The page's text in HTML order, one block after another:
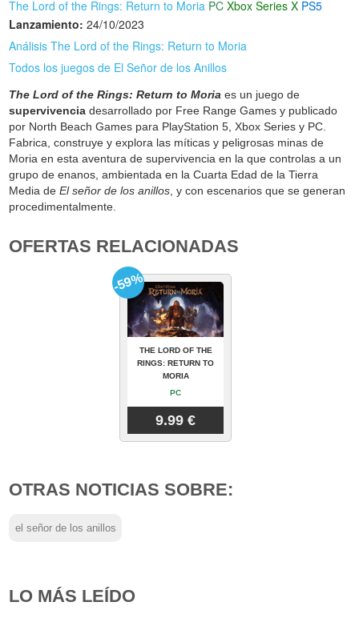
The Lord of the Rings: Return to Moria PC Xbox Series X PS5
Lanzamiento: 24/10/2023
Análisis The Lord of the Rings: Return to Moria
Todos los juegos de El Señor de los Anillos
The Lord of the Rings: Return to Moria es un juego de
supervivencia desarrollado por Free Range Games y publicado
por North Beach Games para PlayStation 5, Xbox Series y PC.
Fabrica, construye y explora las míticas y peligrosas minas de
Moria en esta aventura de supervivencia en la que controlas a un
grupo de enanos, ambientada en la Cuarta Edad de la Tierra
Media deEl señor de los anillos , y con escenarios que se generan
procedimentalmente.
OFERTAS RELACIONADAS
THE LORD OF THE
RINGS: RETURN TO
MORIA
PC
9.99 €
-59%
OTRAS NOTICIAS SOBRE:
el señor de los anillos
LO MÁS LEÍDO